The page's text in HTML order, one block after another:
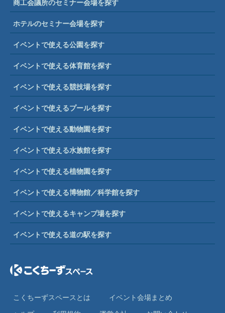
商工会議所のセミナー会場を探す
ホテルのセミナー会場を探す
イベントで使える公園を探す
イベントで使える体育館を探す
イベントで使える競技場を探す
イベントで使えるプールを探す
イベントで使える動物園を探す
イベントで使える水族館を探す
イベントで使える植物園を探す
イベントで使える博物館／科学館を探す
イベントで使えるキャンプ場を探す
イベントで使える道の駅を探す
こくちーずスペースとは
イベント会場まとめ